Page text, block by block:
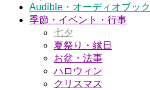
Audible・オーディオブック
季節・イベント・行事
七夕
夏祭り・縁日
お盆・法事
ハロウィン
クリスマス